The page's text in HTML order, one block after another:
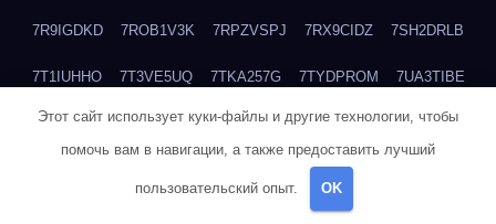
7R9IGDKD 7ROB1V3K 7RPZVSPJ 7RX9CIDZ 7SH2DRLB
7T1IUHHO 7T3VE5UQ 7TKA257G 7TYDPROM 7UA3TIBE
7ULOHB33 7UTVLU59 7V2MI6BF 7V37GO5C 7V513WU4
7WHY4Z0N 7WQXY6L4
7WZCNQ7C
Этот сайт использует куки-файлы и другие технологии, чтобы
помочь вам в навигации, а также предоставить лучший
пользовательский опыт. OK